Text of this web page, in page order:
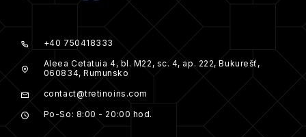
+40 750418333
Aleea Cetatuia 4, bl. M22, sc. 4, ap. 222, Bukurešť,
060834, Rumunsko
contact@tretinoins.com
Po-So: 8:00 - 20:00 hod.